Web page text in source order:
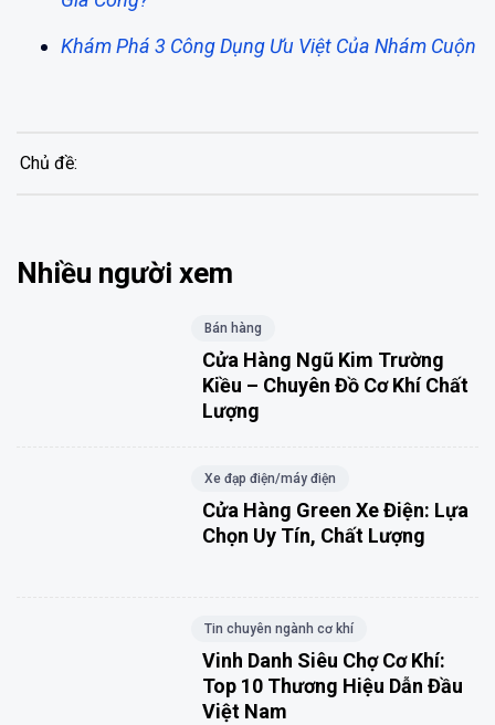
Khám Phá 3 Công Dụng Ưu Việt Của Nhám Cuộn
Chủ đề:
Nhiều người xem
Bán hàng
Cửa Hàng Ngũ Kim Trường
Kiều – Chuyên Đồ Cơ Khí Chất
Lượng
Xe đạp điện/máy điện
Cửa Hàng Green Xe Điện: Lựa
Chọn Uy Tín, Chất Lượng
Tin chuyên ngành cơ khí
Vinh Danh Siêu Chợ Cơ Khí:
Top 10 Thương Hiệu Dẫn Đầu
Việt Nam